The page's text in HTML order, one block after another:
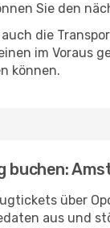
Sie den
die
im Voraus
können.
buchen:
über
aus und